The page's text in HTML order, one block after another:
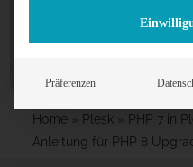
Home » Plesk » PHP 7 in
Anleitung für PHP 8
Präferenzen